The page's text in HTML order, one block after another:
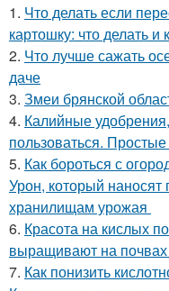
1. Что делать если
картошку: что делать и
2. Что лучше сажать
даче
3. Змеи брянской
4. Калийные
пользоваться.
5. Как бороться с
Урон, который
хранилищам урожая
6. Красота на кислых
выращивают на почвах
7. Как понизить